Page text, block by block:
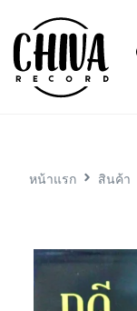
หน้าแรก สินค้า